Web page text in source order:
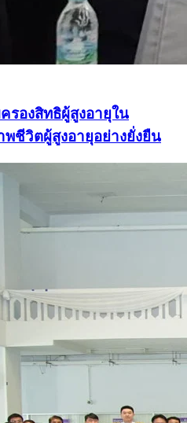
รองสิทธิผู้สูงอายุใน
ชีวิตผู้สูงอายุอย่างยั่งยืน